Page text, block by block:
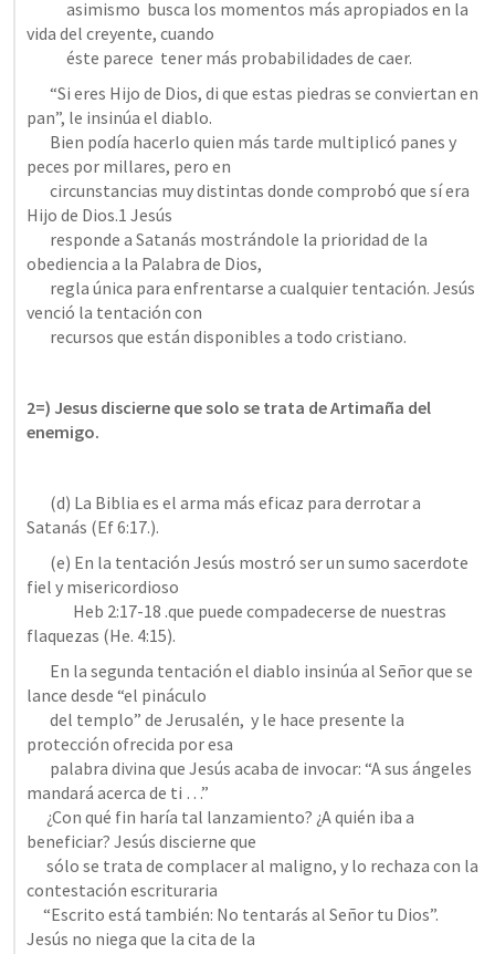
vida del creyente, cuando
            éste parece  tener más probabilidades de caer.
pan”, le insinúa el diablo.
peces por millares, pero en
Hijo de Dios.1 Jesús
obediencia a la Palabra de Dios,
venció la tentación con
       recursos que están disponibles a todo cristiano.
2=) Jesus discierne que solo se trata de Artimaña del
enemigo.
Satanás (Ef 6:17.).
fiel y misericordioso
Heb 2:17-18 .que puede compadecerse de nuestras
flaquezas (He. 4:15).
lance desde “el pináculo
protección ofrecida por esa
mandará acerca de ti …”
beneficiar? Jesús discierne que
contestación escrituraria
Jesús no niega que la cita de la